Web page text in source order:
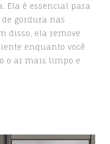
Ela é essencial para
gordura nas
disso, ela remove
enquanto você
o ar mais limpo e